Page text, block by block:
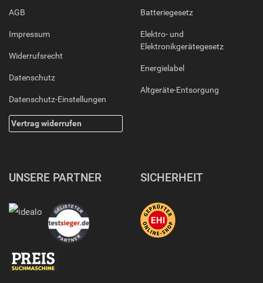
AGB
Impressum
Widerrufsrecht
Datenschutz
Datenschutz-Einstellungen
Vertrag widerrufen
Batteriegesetz
Elektro- und
Elektronikgerätegesetz
Energielabel
Altgeräte-Entsorgung
UNSERE PARTNER SICHERHEIT